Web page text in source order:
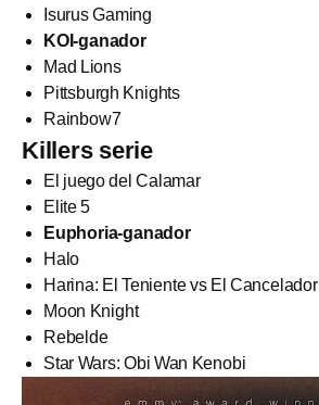
Isurus Gaming
KOI-ganador
Mad Lions
Pittsburgh Knights
Rainbow7
Killers serie
El juego del Calamar
Elite 5
Euphoria-ganador
Halo
Harina: El Teniente vs El Cancelador
Moon Knight
Rebelde
Star Wars: Obi Wan Kenobi